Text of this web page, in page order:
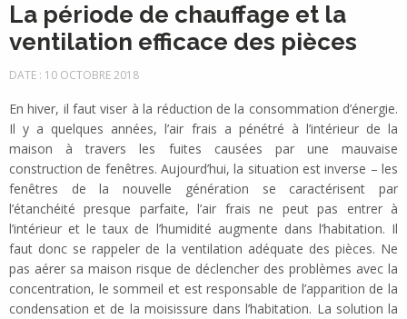
La période de chauffage et la
ventilation efficace des pièces
DATE : 10 OCTOBRE 2018
En hiver, il faut viser à la réduction de la consommation d’énergie.
Il y a quelques années, l’air frais a pénétré à l’intérieur de la
maison à travers les fuites causées par une mauvaise
construction de fenêtres. Aujourd’hui, la situation est inverse – les
fenêtres de la nouvelle génération se caractérisent par
l’étanchéité presque parfaite, l’air frais ne peut pas entrer à
l’intérieur et le taux de l’humidité augmente dans l’habitation. Il
faut donc se rappeler de la ventilation adéquate des pièces. Ne
pas aérer sa maison risque de déclencher des problèmes avec la
concentration, le sommeil et est responsable de l’apparition de la
condensation et de la moisissure dans l’habitation. La solution la